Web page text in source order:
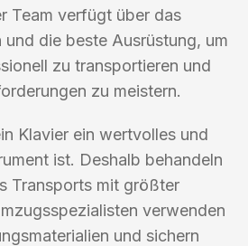
Team verfügt über das
die beste Ausrüstung, um
zu transportieren und
zu meistern.
Klavier ein wertvolles und
ist. Deshalb behandeln
Transports mit größter
verwenden
und sichern